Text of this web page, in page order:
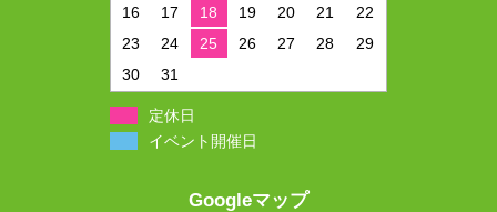
16
17 18 19 20 21
22
23
24 25 26 27 28
29
30
31
定休日
イベント開催日
Googleマップ